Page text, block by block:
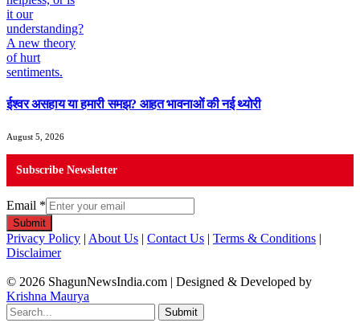
ईश्वर असहाय या हमारी समझ? आहत भावनाओं की नई थ्योरी
August 5, 2026
Subscribe Newsletter
Email *
Submit
Privacy Policy | About Us | Contact Us | Terms & Conditions |
Disclaimer
© 2026 ShagunNewsIndia.com | Designed & Developed by
Krishna Maurya
Submit